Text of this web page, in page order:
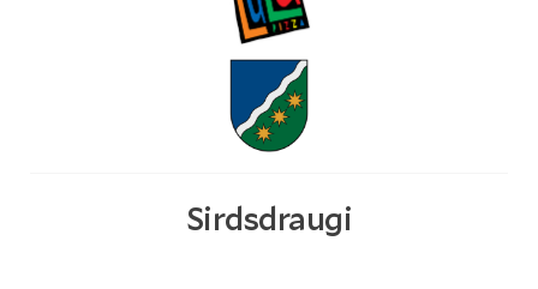
Sirdsdraugi